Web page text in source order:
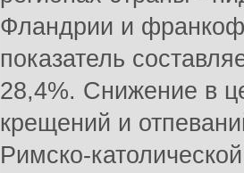
Фландрии и
показатель
28,4%. Снижение в
крещений и
Римско-